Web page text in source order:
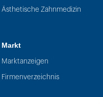
Ästhetische Zahnmedizin
Markt
Marktanzeigen
Firmenverzeichnis